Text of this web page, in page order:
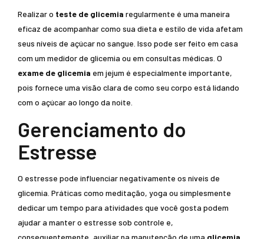
Realizar o teste de glicemia regularmente é uma maneira
eficaz de acompanhar como sua dieta e estilo de vida afetam
seus níveis de açúcar no sangue. Isso pode ser feito em casa
com um medidor de glicemia ou em consultas médicas. O
exame de glicemia em jejum é especialmente importante,
pois fornece uma visão clara de como seu corpo está lidando
com o açúcar ao longo da noite.
Gerenciamento do
Estresse
O estresse pode influenciar negativamente os níveis de
glicemia. Práticas como meditação, yoga ou simplesmente
dedicar um tempo para atividades que você gosta podem
ajudar a manter o estresse sob controle e,
consequentemente, auxiliar na manutenção de uma glicemia